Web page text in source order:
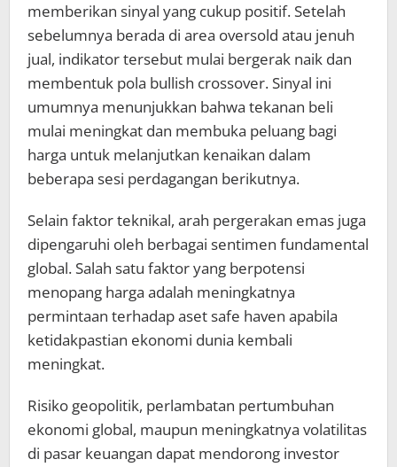
memberikan sinyal yang cukup positif. Setelah
sebelumnya berada di area oversold atau jenuh
jual, indikator tersebut mulai bergerak naik dan
membentuk pola bullish crossover. Sinyal ini
umumnya menunjukkan bahwa tekanan beli
mulai meningkat dan membuka peluang bagi
harga untuk melanjutkan kenaikan dalam
beberapa sesi perdagangan berikutnya.
Selain faktor teknikal, arah pergerakan emas juga
dipengaruhi oleh berbagai sentimen fundamental
global. Salah satu faktor yang berpotensi
menopang harga adalah meningkatnya
permintaan terhadap aset safe haven apabila
ketidakpastian ekonomi dunia kembali
meningkat.
Risiko geopolitik, perlambatan pertumbuhan
ekonomi global, maupun meningkatnya volatilitas
di pasar keuangan dapat mendorong investor